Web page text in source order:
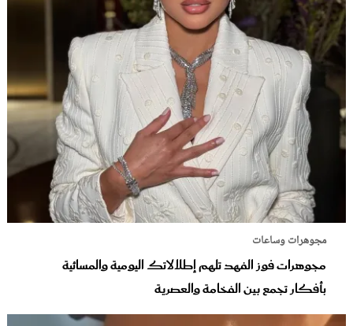
مجوهرات وساعات
مجوهرات فوز الفهد تلهم إطلالاتك اليومية والمسائية
بأفكار تجمع بين الفخامة والعصرية